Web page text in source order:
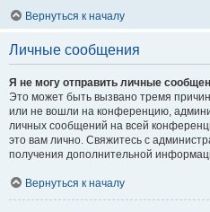
Вернуться к началу
Личные сообщения
Я не могу отправить личные
Это может быть вызвано тремя
или не вошли на конференцию,
личных сообщений на всей
это вам лично. Свяжитесь с
получения дополнительной
Вернуться к началу